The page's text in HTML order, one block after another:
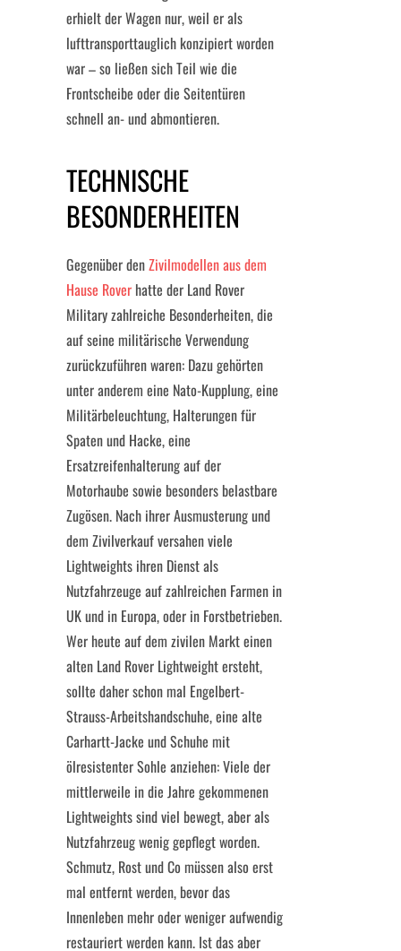
erhielt der Wagen nur, weil er als
lufttransporttauglich konzipiert worden
war – so ließen sich Teil wie die
Frontscheibe oder die Seitentüren
schnell an- und abmontieren.
TECHNISCHE
BESONDERHEITEN
Gegenüber denZivilmodellen aus dem
Hause Rover hatte der Land Rover
Military zahlreiche Besonderheiten, die
auf seine militärische Verwendung
zurückzuführen waren: Dazu gehörten
unter anderem eine Nato-Kupplung, eine
Militärbeleuchtung, Halterungen für
Spaten und Hacke, eine
Ersatzreifenhalterung auf der
Motorhaube sowie besonders belastbare
Zugösen. Nach ihrer Ausmusterung und
dem Zivilverkauf versahen viele
Lightweights ihren Dienst als
Nutzfahrzeuge auf zahlreichen Farmen in
UK und in Europa, oder in Forstbetrieben.
Wer heute auf dem zivilen Markt einen
alten Land Rover Lightweight ersteht,
sollte daher schon mal Engelbert-
Strauss-Arbeitshandschuhe, eine alte
Carhartt-Jacke und Schuhe mit
ölresistenter Sohle anziehen: Viele der
mittlerweile in die Jahre gekommenen
Lightweights sind viel bewegt, aber als
Nutzfahrzeug wenig gepflegt worden.
Schmutz, Rost und Co müssen also erst
mal entfernt werden, bevor das
Innenleben mehr oder weniger aufwendig
restauriert werden kann. Ist das aber